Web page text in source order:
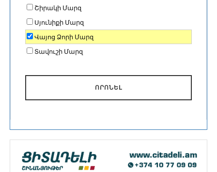
Շիրակի Մարզ
Սյունիքի Մարզ
Վայոց Ձորի Մարզ
Տավուշի Մարզ
ՈՐՈՆԵԼ